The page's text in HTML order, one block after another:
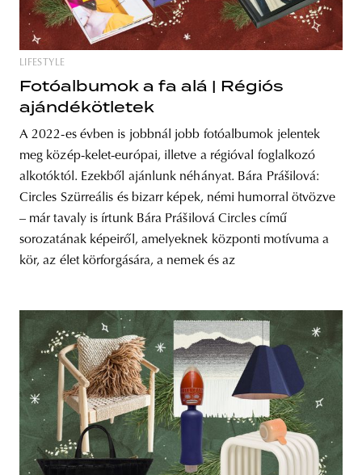
LIFESTYLE
Fotóalbumok a fa alá | Régiós
ajándékötletek
A 2022-es évben is jobbnál jobb fotóalbumok jelentek
meg közép-kelet-európai, illetve a régióval foglalkozó
alkotóktól. Ezekből ajánlunk néhányat. Bára Prášilová:
Circles Szürreális és bizarr képek, némi humorral ötvözve
– már tavaly is írtunk Bára Prášilová Circles című
sorozatának képeiről, amelyeknek központi motívuma a
kör, az élet körforgására, a nemek és az